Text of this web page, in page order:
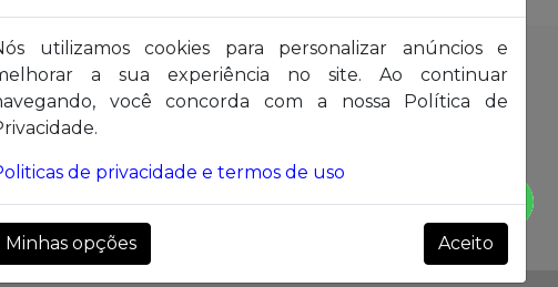
047-3236
segunda à
Formas de pagamento:
Rua Mato Grosso, 1001 - Centro, Pomerode/SC
utilizamos cookies para personalizar anúncios e
a sua experiência no site. Ao continuar
você concorda com a nossa Política de
de privacidade e termos de uso
Minhas opções Aceito